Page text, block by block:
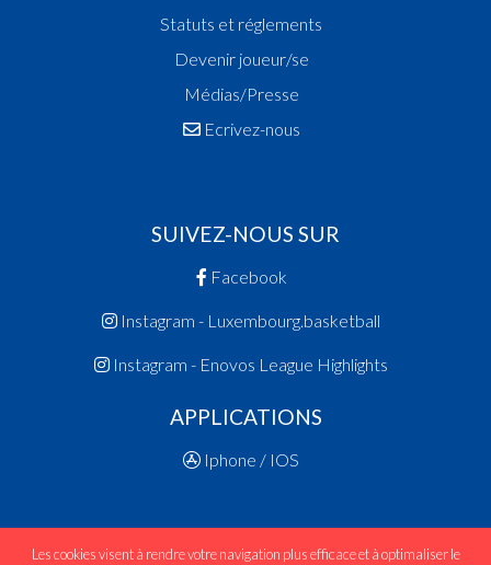
Statuts et réglements
Devenir joueur/se
Médias/Presse
Ecrivez-nous
SUIVEZ-NOUS SUR
Facebook
Instagram - Luxembourg.basketball
Instagram - Enovos League Highlights
APPLICATIONS
Iphone / IOS
Les cookies visent à rendre votre navigation plus efficace et à optimaliser le